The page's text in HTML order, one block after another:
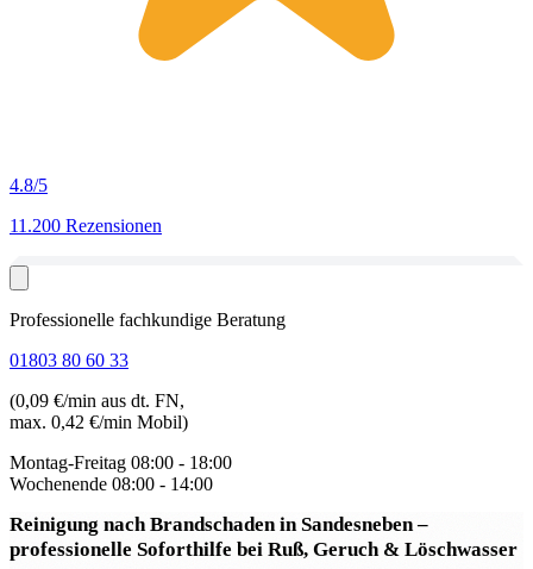
4.8/5
11.200 Rezensionen
Professionelle fachkundige Beratung
01803 80 60 33
(0,09 €/min aus dt. FN,
max. 0,42 €/min Mobil)
Montag-Freitag 08:00 - 18:00
Wochenende 08:00 - 14:00
Reinigung nach Brandschaden in Sandesneben–
professionelle Soforthilfe bei Ruß, Geruch & Löschwasser